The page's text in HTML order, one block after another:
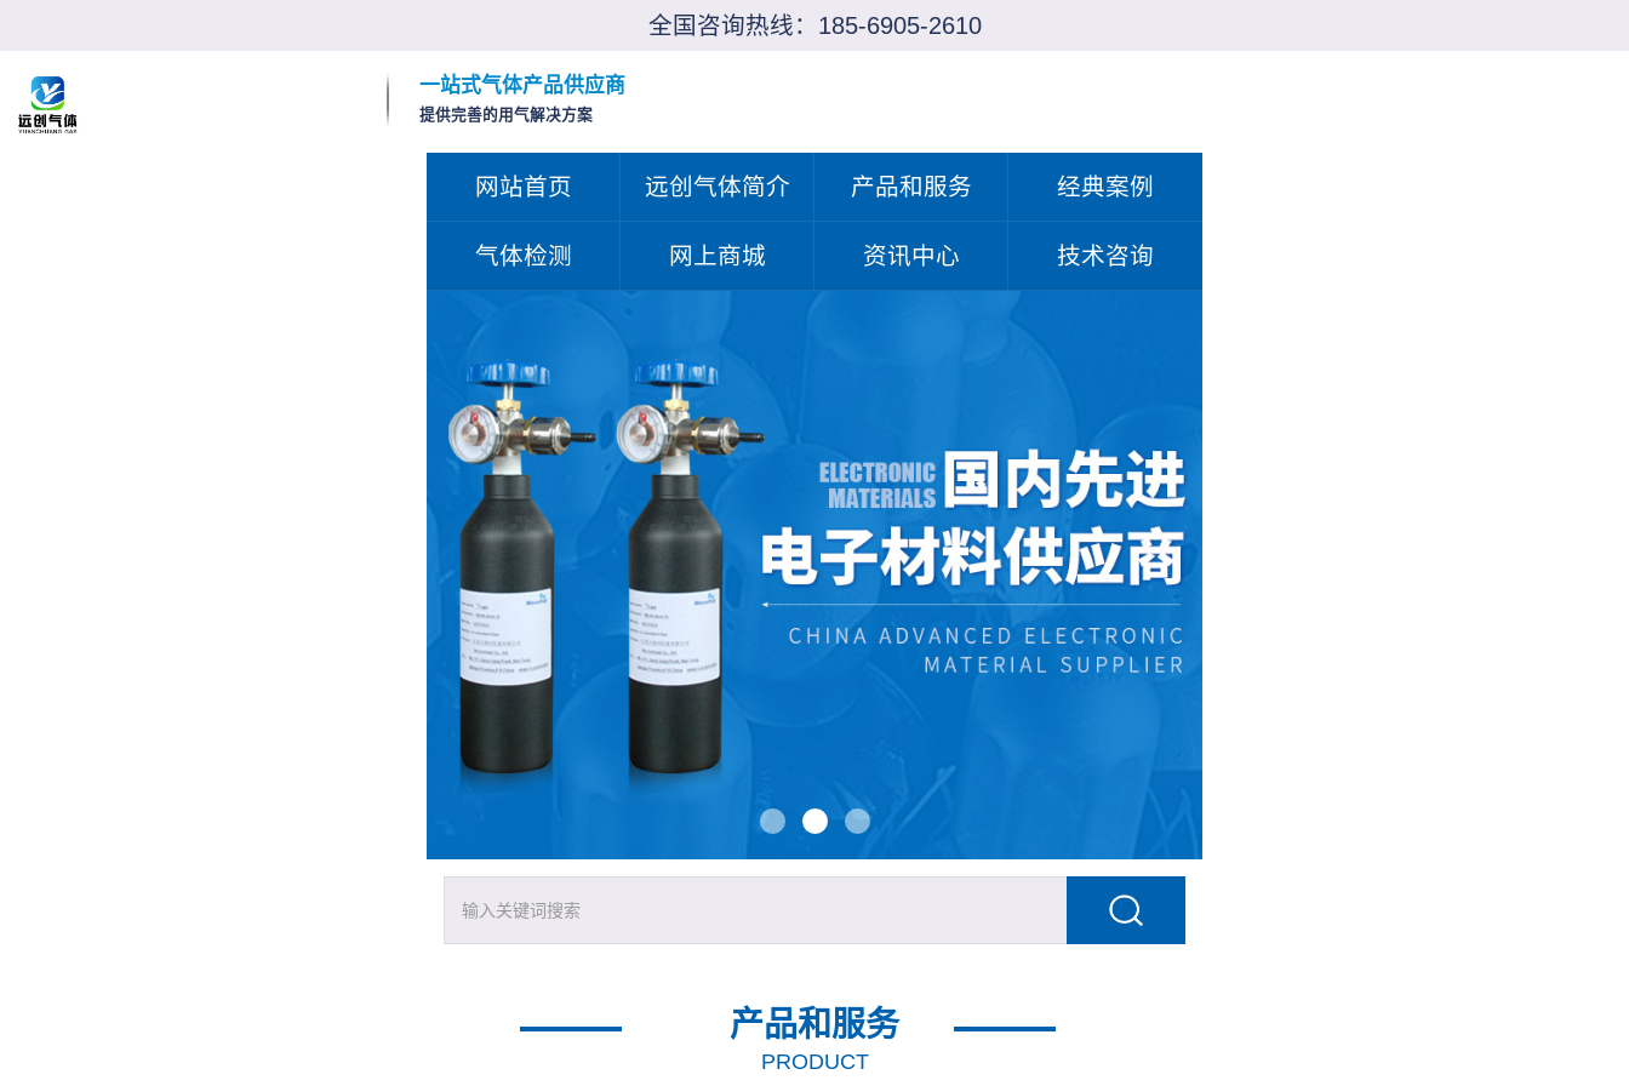
全国咨询热线： 185-6905-2610
一站式气体产品供应商
提供完善的用气解决方案
网站首页 远创气体简介 产品和服务 经典案例
气体检测 网上商城 资讯中心 技术咨询
产品和服务
PRODUCT